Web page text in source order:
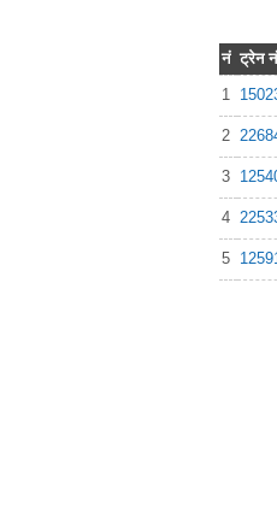
नं ट्रेन नं
1
2
3
4
5